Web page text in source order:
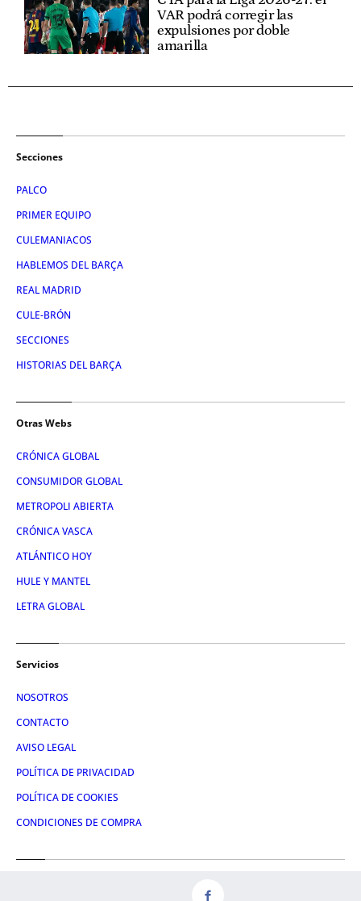
VAR podrá corregir las
expulsiones por doble
amarilla
Secciones
PALCO
PRIMER EQUIPO
CULEMANIACOS
HABLEMOS DEL BARÇA
REAL MADRID
CULE-BRÓN
SECCIONES
HISTORIAS DEL BARÇA
Otras Webs
CRÓNICA GLOBAL
CONSUMIDOR GLOBAL
METROPOLI ABIERTA
CRÓNICA VASCA
ATLÁNTICO HOY
HULE Y MANTEL
LETRA GLOBAL
Servicios
NOSOTROS
CONTACTO
AVISO LEGAL
POLÍTICA DE PRIVACIDAD
POLÍTICA DE COOKIES
CONDICIONES DE COMPRA